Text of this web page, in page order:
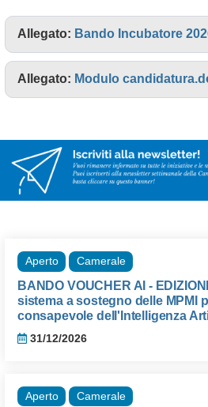
Allegato: Bando Incubatore
Allegato: Modulo
Aperto Camerale
BANDO VOUCHER AI -
sistema a sostegno delle MPMI
consapevole dell'Intelligenza
31/12/2026
Aperto Camerale